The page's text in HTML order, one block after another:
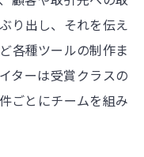
り出し、それを伝え
各種ツールの制作ま
ターは受賞クラスの
ごとにチームを組み